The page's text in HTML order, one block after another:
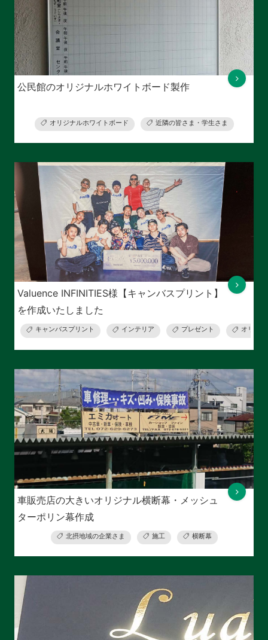
公民館のオリジナルホワイトボード製作
オリジナルホワイトボード 近隣の皆さま・学生さま
Valuence INFINITIES様【キャンバスプリント】
を作成いたしました
キャンバスプリント インテリア プレゼント オリジ
車販売店の大きいオリジナル横断幕・メッシュ
ターポリン幕作成
北摂地域の企業さま 施工 横断幕